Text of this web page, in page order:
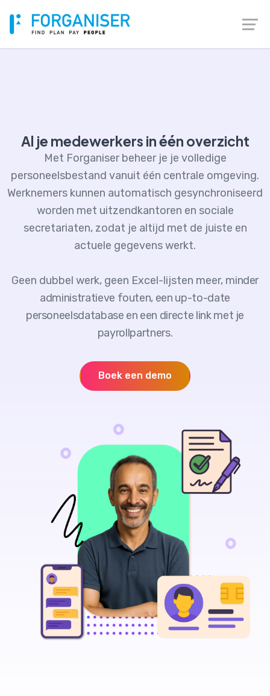
Al je medewerkers in één overzicht
Met Forganiser beheer je je volledige
personeelsbestand vanuit één centrale omgeving.
Werknemers kunnen automatisch gesynchroniseerd
worden met uitzendkantoren en sociale
secretariaten, zodat je altijd met de juiste en
actuele gegevens werkt.
Geen dubbel werk, geen Excel-lijsten meer, minder
administratieve fouten, een up-to-date
personeelsdatabase en een directe link met je
payrollpartners.
Boek een demo